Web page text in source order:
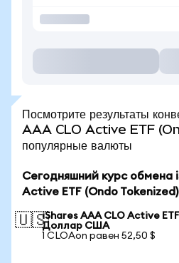
Посмотрите результаты
AAA CLO Active ETF
популярные валюты
Сегодняшний курс обмена
Active ETF (Ondo Tokenized)
🇺🇸iShares AAA CLO Active
Доллар США
1 CLOAon равен 52,50 $